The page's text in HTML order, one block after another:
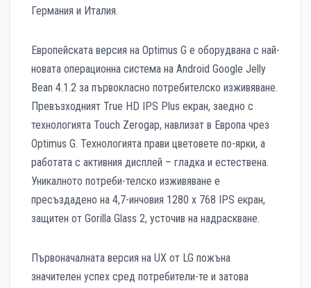
Германия и Италия.
Европейската версия на Optimus G е оборудвана с най-
новата операционна система на Android Google Jelly
Bean 4.1.2 за първокласно потребителско изживяване.
Превъзходният True HD IPS Plus екран, заедно с
технологията Touch Zerogap, навлизат в Европа чрез
Optimus G. Технологията прави цветовете по-ярки, а
работата с активния дисплей – гладка и естествена.
Уникалното потреби-телско изживяване е
пресъздадено на 4,7-инчовия 1280 х 768 IPS екран,
защитен от Gorilla Glass 2, усточив на надраскване.
Първоначалната версия на UX от LG пожъна
значителен успех сред потребители-те и затова